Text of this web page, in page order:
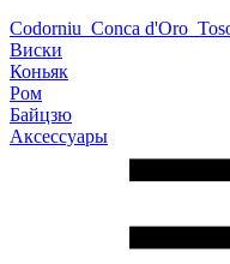
Codorniu Conca d'Oro
Виски
Коньяк
Ром
Байцзю
Аксессуары